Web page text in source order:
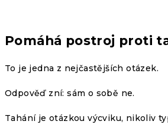
Pomáhá postroj proti
To je jedna z nejčastějších otázek.
Odpověď zní:sám o sobě ne.
Tahání je otázkou výcviku, nikoliv